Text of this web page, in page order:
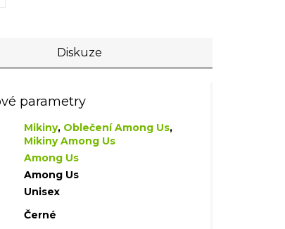
Diskuze
parametry
Mikiny, Oblečení Among Us,
Mikiny Among Us
Among Us
Among Us
Unisex
Černé